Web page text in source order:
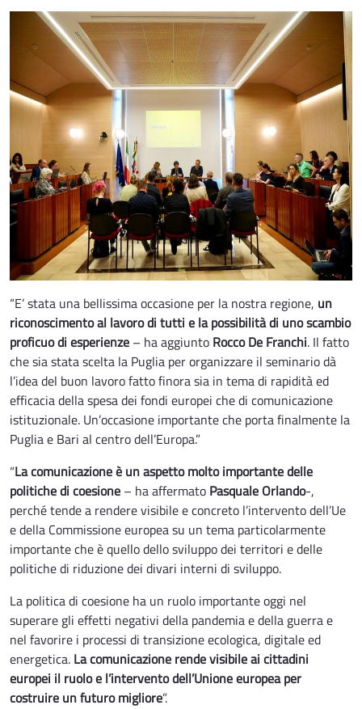
“E’ stata una bellissima occasione per la nostra regione, un
riconoscimento al lavoro di tutti e la possibilità di uno scambio
proficuo di esperienze – ha aggiunto Rocco De Franchi. Il fatto
che sia stata scelta la Puglia per organizzare il seminario dà
l’idea del buon lavoro fatto finora sia in tema di rapidità ed
efficacia della spesa dei fondi europei che di comunicazione
istituzionale. Un’occasione importante che porta finalmente la
Puglia e Bari al centro dell’Europa.”
“La comunicazione è un aspetto molto importante delle
politiche di coesione – ha affermato Pasquale Orlando-,
perché tende a rendere visibile e concreto l’intervento dell’Ue
e della Commissione europea su un tema particolarmente
importante che è quello dello sviluppo dei territori e delle
politiche di riduzione dei divari interni di sviluppo.
La politica di coesione ha un ruolo importante oggi nel
superare gli effetti negativi della pandemia e della guerra e
nel favorire i processi di transizione ecologica, digitale ed
energetica. La comunicazione rende visibile ai cittadini
europei il ruolo e l’intervento dell’Unione europea per
costruire un futuro migliore”.